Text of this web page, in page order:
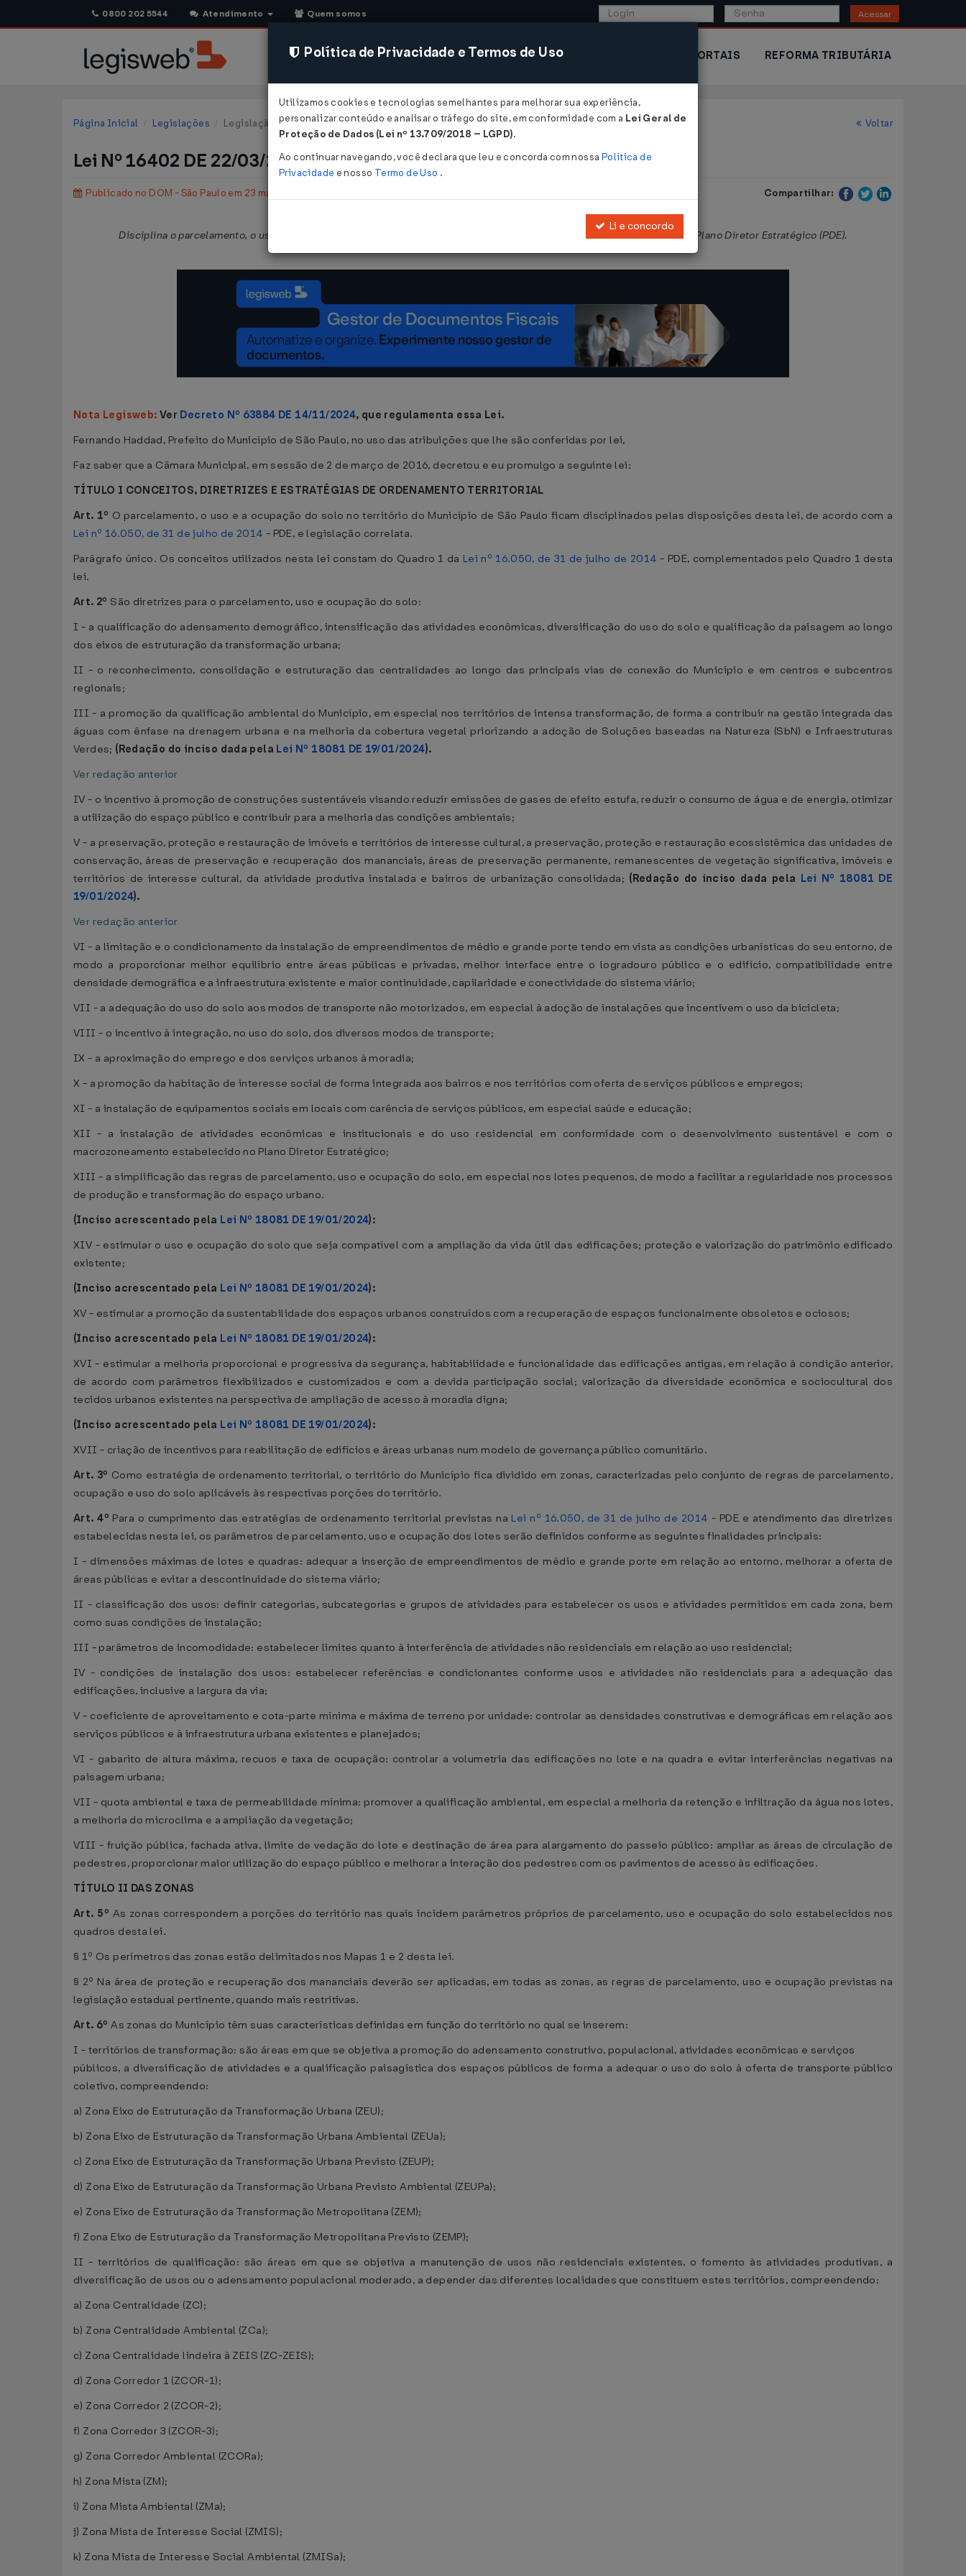
0800 202 5544 Atendimento Quem somos Acessar
CONSULTORIA SISTEMAS COMÉRCIO EXTERIOR PORTAIS REFORMA TRIBUTÁRIA
Página Inicial Legislações Legislação Municipal - São Paulo Voltar
Lei Nº 16402 DE 22/03/2016
Publicado no DOM - São Paulo em 23 mar 2016 Compartilhar:
Disciplina o parcelamento, o uso e a ocupação do solo no Município de São Paulo, de acordo com aLei Nº 16050/2014 - Plano Diretor Estratégico (PDE).
Nota Legisweb: Ver Decreto Nº 63884 DE 14/11/2024, que regulamenta essa Lei.
Fernando Haddad, Prefeito do Município de São Paulo, no uso das atribuições que lhe são conferidas por lei,
Faz saber que a Câmara Municipal, em sessão de 2 de março de 2016, decretou e eu promulgo a seguinte lei:
TÍTULO I CONCEITOS, DIRETRIZES E ESTRATÉGIAS DE ORDENAMENTO TERRITORIAL
Art. 1º O parcelamento, o uso e a ocupação do solo no território do Município de São Paulo ficam disciplinados pelas disposições desta lei, de acordo com a
Lei nº 16.050, de 31 de julho de 2014 - PDE, e legislação correlata.
Parágrafo único. Os conceitos utilizados nesta lei constam do Quadro 1 da Lei nº 16.050, de 31 de julho de 2014 - PDE, complementados pelo Quadro 1 desta
lei.
Art. 2º São diretrizes para o parcelamento, uso e ocupação do solo:
I - a qualificação do adensamento demográfico, intensificação das atividades econômicas, diversificação do uso do solo e qualificação da paisagem ao longo
dos eixos de estruturação da transformação urbana;
II - o reconhecimento, consolidação e estruturação das centralidades ao longo das principais vias de conexão do Município e em centros e subcentros
regionais;
III - a promoção da qualificação ambiental do Município, em especial nos territórios de intensa transformação, de forma a contribuir na gestão integrada das
águas com ênfase na drenagem urbana e na melhoria da cobertura vegetal priorizando a adoção de Soluções baseadas na Natureza (SbN) e Infraestruturas
Verdes; (Redação do inciso dada pela Lei Nº 18081 DE 19/01/2024).
Ver redação anterior
IV - o incentivo à promoção de construções sustentáveis visando reduzir emissões de gases de efeito estufa, reduzir o consumo de água e de energia, otimizar
a utilização do espaço público e contribuir para a melhoria das condições ambientais;
V - a preservação, proteção e restauração de imóveis e territórios de interesse cultural, a preservação, proteção e restauração ecossistêmica das unidades de
conservação, áreas de preservação e recuperação dos mananciais, áreas de preservação permanente, remanescentes de vegetação significativa, imóveis e
territórios de interesse cultural, da atividade produtiva instalada e bairros de urbanização consolidada; (Redação do inciso dada pela Lei Nº 18081 DE
19/01/2024).
Ver redação anterior
VI - a limitação e o condicionamento da instalação de empreendimentos de médio e grande porte tendo em vista as condições urbanísticas do seu entorno, de
modo a proporcionar melhor equilíbrio entre áreas públicas e privadas, melhor interface entre o logradouro público e o edifício, compatibilidade entre
densidade demográfica e a infraestrutura existente e maior continuidade, capilaridade e conectividade do sistema viário;
VII - a adequação do uso do solo aos modos de transporte não motorizados, em especial à adoção de instalações que incentivem o uso da bicicleta;
VIII - o incentivo à integração, no uso do solo, dos diversos modos de transporte;
IX - a aproximação do emprego e dos serviços urbanos à moradia;
X - a promoção da habitação de interesse social de forma integrada aos bairros e nos territórios com oferta de serviços públicos e empregos;
XI - a instalação de equipamentos sociais em locais com carência de serviços públicos, em especial saúde e educação;
XII - a instalação de atividades econômicas e institucionais e do uso residencial em conformidade com o desenvolvimento sustentável e com o
macrozoneamento estabelecido no Plano Diretor Estratégico;
XIII - a simplificação das regras de parcelamento, uso e ocupação do solo, em especial nos lotes pequenos, de modo a facilitar a regularidade nos processos
de produção e transformação do espaço urbano.
(Inciso acrescentado pela Lei Nº 18081 DE 19/01/2024):
XIV - estimular o uso e ocupação do solo que seja compatível com a ampliação da vida útil das edificações; proteção e valorização do patrimônio edificado
existente;
(Inciso acrescentado pela Lei Nº 18081 DE 19/01/2024):
XV - estimular a promoção da sustentabilidade dos espaços urbanos construídos com a recuperação de espaços funcionalmente obsoletos e ociosos;
(Inciso acrescentado pela Lei Nº 18081 DE 19/01/2024):
XVI - estimular a melhoria proporcional e progressiva da segurança, habitabilidade e funcionalidade das edificações antigas, em relação à condição anterior,
de acordo com parâmetros flexibilizados e customizados e com a devida participação social; valorização da diversidade econômica e sociocultural dos
tecidos urbanos existentes na perspectiva de ampliação de acesso à moradia digna;
(Inciso acrescentado pela Lei Nº 18081 DE 19/01/2024):
XVII - criação de incentivos para reabilitação de edifícios e áreas urbanas num modelo de governança público comunitário.
Art. 3º Como estratégia de ordenamento territorial, o território do Município fica dividido em zonas, caracterizadas pelo conjunto de regras de parcelamento,
ocupação e uso do solo aplicáveis às respectivas porções do território.
Art. 4º Para o cumprimento das estratégias de ordenamento territorial previstas na Lei nº 16.050, de 31 de julho de 2014 - PDE e atendimento das diretrizes
estabelecidas nesta lei, os parâmetros de parcelamento, uso e ocupação dos lotes serão definidos conforme as seguintes finalidades principais:
I - dimensões máximas de lotes e quadras: adequar a inserção de empreendimentos de médio e grande porte em relação ao entorno, melhorar a oferta de
áreas públicas e evitar a descontinuidade do sistema viário;
II - classificação dos usos: definir categorias, subcategorias e grupos de atividades para estabelecer os usos e atividades permitidos em cada zona, bem
como suas condições de instalação;
III - parâmetros de incomodidade: estabelecer limites quanto à interferência de atividades não residenciais em relação ao uso residencial;
IV - condições de instalação dos usos: estabelecer referências e condicionantes conforme usos e atividades não residenciais para a adequação das
edificações, inclusive a largura da via;
V - coeficiente de aproveitamento e cota-parte mínima e máxima de terreno por unidade: controlar as densidades construtivas e demográficas em relação aos
serviços públicos e à infraestrutura urbana existentes e planejados;
VI - gabarito de altura máxima, recuos e taxa de ocupação: controlar a volumetria das edificações no lote e na quadra e evitar interferências negativas na
paisagem urbana;
VII - quota ambiental e taxa de permeabilidade mínima: promover a qualificação ambiental, em especial a melhoria da retenção e infiltração da água nos lotes,
a melhoria do microclima e a ampliação da vegetação;
VIII - fruição pública, fachada ativa, limite de vedação do lote e destinação de área para alargamento do passeio público: ampliar as áreas de circulação de
pedestres, proporcionar maior utilização do espaço público e melhorar a interação dos pedestres com os pavimentos de acesso às edificações.
TÍTULO II DAS ZONAS
Art. 5º As zonas correspondem a porções do território nas quais incidem parâmetros próprios de parcelamento, uso e ocupação do solo estabelecidos nos
quadros desta lei.
§ 1º Os perímetros das zonas estão delimitados nos Mapas 1 e 2 desta lei.
§ 2º Na área de proteção e recuperação dos mananciais deverão ser aplicadas, em todas as zonas, as regras de parcelamento, uso e ocupação previstas na
legislação estadual pertinente, quando mais restritivas.
Art. 6º As zonas do Município têm suas características definidas em função do território no qual se inserem:
I - territórios de transformação: são áreas em que se objetiva a promoção do adensamento construtivo, populacional, atividades econômicas e serviços
públicos, a diversificação de atividades e a qualificação paisagística dos espaços públicos de forma a adequar o uso do solo à oferta de transporte público
coletivo, compreendendo:
a) Zona Eixo de Estruturação da Transformação Urbana (ZEU);
b) Zona Eixo de Estruturação da Transformação Urbana Ambiental (ZEUa);
c) Zona Eixo de Estruturação da Transformação Urbana Previsto (ZEUP);
d) Zona Eixo de Estruturação da Transformação Urbana Previsto Ambiental (ZEUPa);
e) Zona Eixo de Estruturação da Transformação Metropolitana (ZEM);
f) Zona Eixo de Estruturação da Transformação Metropolitana Previsto (ZEMP);
II - territórios de qualificação: são áreas em que se objetiva a manutenção de usos não residenciais existentes, o fomento às atividades produtivas, a
diversificação de usos ou o adensamento populacional moderado, a depender das diferentes localidades que constituem estes territórios, compreendendo:
a) Zona Centralidade (ZC);
b) Zona Centralidade Ambiental (ZCa);
c) Zona Centralidade lindeira à ZEIS (ZC-ZEIS);
d) Zona Corredor 1 (ZCOR-1);
e) Zona Corredor 2 (ZCOR-2);
f) Zona Corredor 3 (ZCOR-3);
g) Zona Corredor Ambiental (ZCORa);
h) Zona Mista (ZM);
i) Zona Mista Ambiental (ZMa);
j) Zona Mista de Interesse Social (ZMIS);
k) Zona Mista de Interesse Social Ambiental (ZMISa);
Política de Privacidade e Termos de Uso
Utilizamos cookies e tecnologias semelhantes para melhorar sua experiência,
personalizar conteúdo e analisar o tráfego do site, em conformidade com a Lei Geral de
Proteção de Dados (Lei nº 13.709/2018 – LGPD).
Ao continuar navegando, você declara que leu e concorda com nossa Política de
Privacidade e nosso Termo de Uso .
Li e concordo